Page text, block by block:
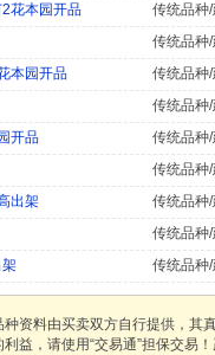
花本园开品
传统品种
传统品种
本园开品
传统品种
传统品种
开品
传统品种
传统品种
出架
传统品种
传统品种
传统品种
资料由买卖双方自行提供，
益，请使用“交易通”担保交